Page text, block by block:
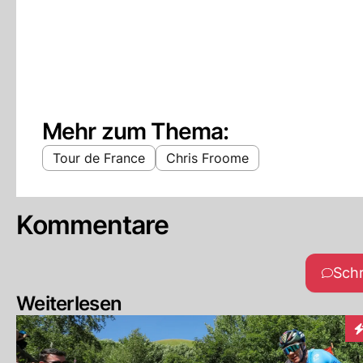
Mehr zum Thema:
Tour de France Chris Froome
Kommentare
Weiterlesen